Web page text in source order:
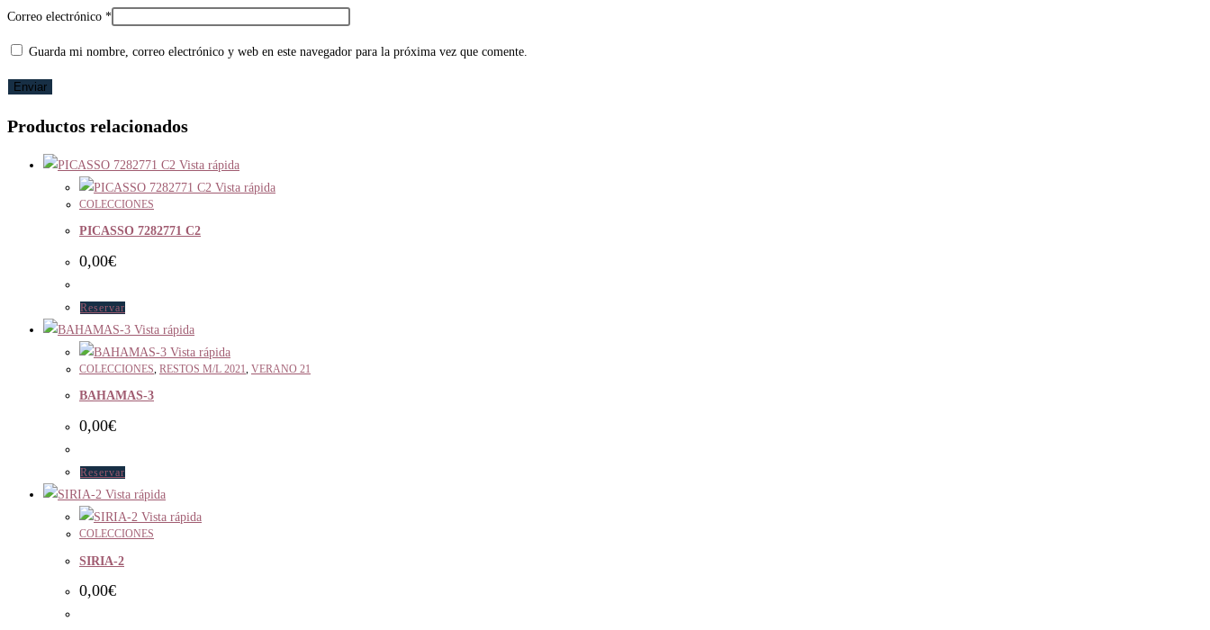
Correo electrónico *
Guarda mi nombre, correo electrónico y web en este navegador para la próxima vez que comente.
Productos relacionados
Vista rápida
Vista rápida
COLECCIONES
PICASSO 7282771 C2
0,00€
Reservar
Vista rápida
Vista rápida
COLECCIONES RESTOS M/L 2021 VERANO 21
BAHAMAS-3
0,00€
Reservar
Vista rápida
Vista rápida
COLECCIONES
SIRIA-2
0,00€